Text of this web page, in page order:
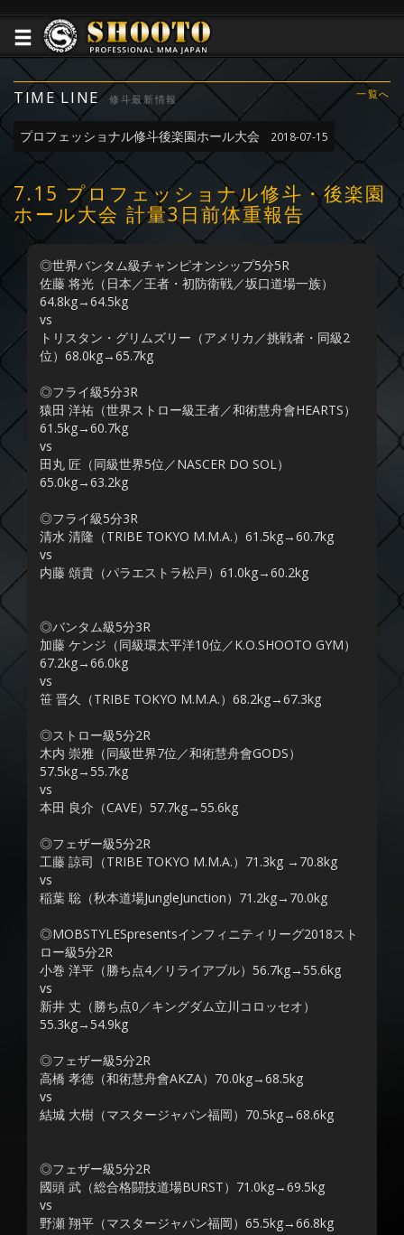
TIME LINE 修斗最新情報 一覧へ
プロフェッショナル修斗後楽園ホール大会 2018-07-15
7.15 プロフェッショナル修斗・後楽園
ホール大会 計量3日前体重報告
◎世界バンタム級チャンピオンシップ5分5R
佐藤 将光（日本／王者・初防衛戦／坂口道場一族）
64.8kg→64.5kg
vs
トリスタン・グリムズリー（アメリカ／挑戦者・同級2
位）68.0kg→65.7kg
◎フライ級5分3R
猿田 洋祐（世界ストロー級王者／和術慧舟會HEARTS）
61.5kg→60.7kg
vs
田丸 匠（同級世界5位／NASCER DO SOL）
65.0kg→63.2kg
◎フライ級5分3R
清水 清隆（TRIBE TOKYO M.M.A.）61.5kg→60.7kg
vs
内藤 頌貴（パラエストラ松戸）61.0kg→60.2kg
◎バンタム級5分3R
加藤 ケンジ（同級環太平洋10位／K.O.SHOOTO GYM）
67.2kg→66.0kg
vs
笹 晋久（TRIBE TOKYO M.M.A.）68.2kg→67.3kg
◎ストロー級5分2R
木内 崇雅（同級世界7位／和術慧舟會GODS）
57.5kg→55.7kg
vs
本田 良介（CAVE）57.7kg→55.6kg
◎フェザー級5分2R
工藤 諒司（TRIBE TOKYO M.M.A.）71.3kg →70.8kg
vs
稲葉 聡（秋本道場JungleJunction）71.2kg→70.0kg
◎MOBSTYLESpresentsインフィニティリーグ2018スト
ロー級5分2R
小巻 洋平（勝ち点4／リライアブル）56.7kg→55.6kg
vs
新井 丈（勝ち点0／キングダム立川コロッセオ）
55.3kg→54.9kg
◎フェザー級5分2R
高橋 孝徳（和術慧舟會AKZA）70.0kg→68.5kg
vs
結城 大樹（マスタージャパン福岡）70.5kg→68.6kg
◎フェザー級5分2R
國頭 武（総合格闘技道場BURST）71.0kg→69.5kg
vs
野瀬 翔平（マスタージャパン福岡）65.5kg→66.8kg